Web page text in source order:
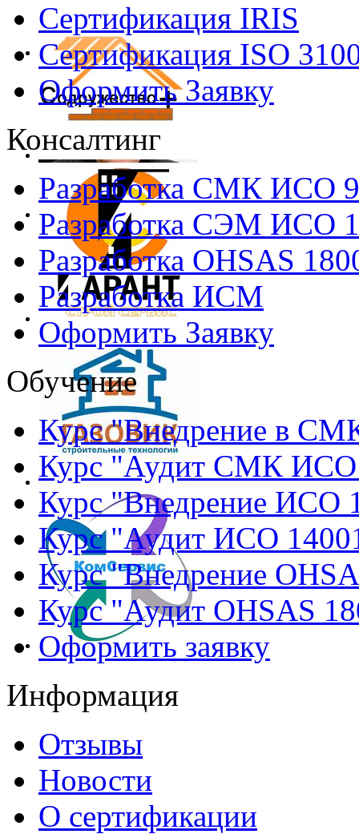
Сертификация IRIS
Сертификация ISO
Оформить Заявку
Консалтинг
Разработка СМК ИСО
Разработка СЭМ ИСО
Разработка OHSAS
Разработка ИСМ
Оформить Заявку
Обучение
Курс "Внедрение в
Курс "Аудит СМК ИСО
Курс "Внедрение ИСО
Курс "Аудит ИСО
Курс "Внедрение
Курс "Аудит OHSAS
Оформить заявку
Информация
Отзывы
Новости
О сертификации